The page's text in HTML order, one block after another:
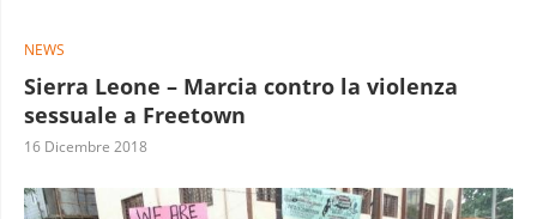
NEWS
Sierra Leone – Marcia contro la violenza
sessuale a Freetown
16 Dicembre 2018